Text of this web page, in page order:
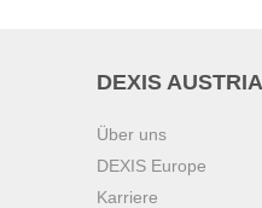
DEXIS
Über uns
DEXIS Europe
Karriere